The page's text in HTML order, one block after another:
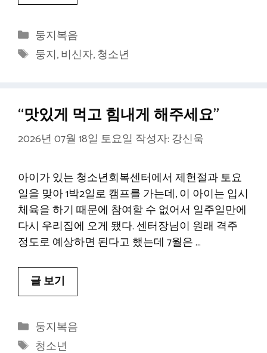
카
테
고
둥지복음
태
둥지,비신자,청소년
“맛있게 먹고 힘내게 해주세요”
2026년 07월 18일 토요일 작성자: 강신욱
아이가 있는 청소년회복센터에서 제헌절과 토요
일을 맞아 1박2일로 캠프를 가는데, 이 아이는 입시
체육을 하기 때문에 참여할 수 없어서 일주일만에
다시 우리집에 오게 됐다. 센터장님이 원래 격주
정도로 예상하면 된다고 했는데 7월은 …
글 보기
카
테
둥지복음
태
청소년